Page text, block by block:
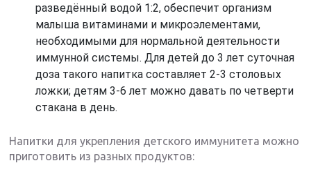
разведённый водой 1:2, обеспечит организм
малыша витаминами и микроэлементами,
необходимыми для нормальной деятельности
иммунной системы. Для детей до 3 лет суточная
доза такого напитка составляет 2-3 столовых
ложки; детям 3-6 лет можно давать по четверти
стакана в день.
Напитки для укрепления детского иммунитета можно
приготовить из разных продуктов: